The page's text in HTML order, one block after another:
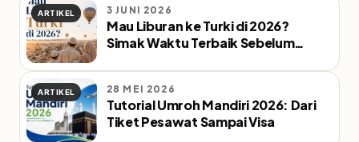
ARTIKEL 3 JUNI 2026
Mau Liburan ke Turki di 2026?
Simak Waktu Terbaik Sebelum
ARTIKEL 28 MEI 2026
Tutorial Umroh Mandiri 2026: Dari
Tiket Pesawat Sampai Visa